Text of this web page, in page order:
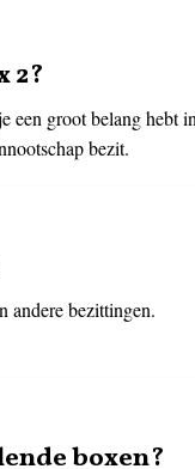
2?
een groot belang hebt in
bezit.
andere bezittingen.
boxen?